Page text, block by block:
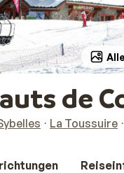
de
La Toussuire